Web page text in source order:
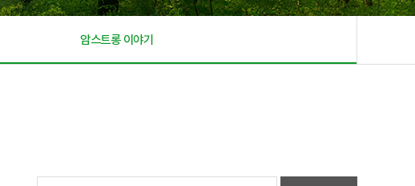
암스트롱 이야기